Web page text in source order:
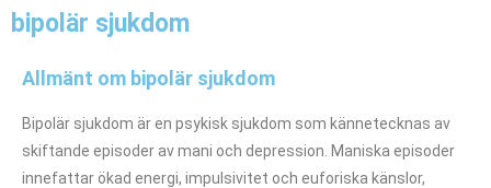
bipolär sjukdom
Allmänt om bipolär sjukdom
Bipolär sjukdom är en psykisk sjukdom som kännetecknas av
skiftande episoder av mani och depression. Maniska episoder
innefattar ökad energi, impulsivitet och euforiska känslor,